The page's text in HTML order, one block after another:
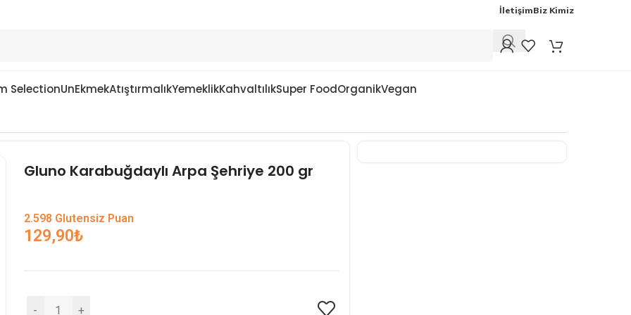
İletişimBiz Kimiz
SelectionUnEkmekAtıştırmalıkYemeklikKahvaltılıkSuper FoodOrganikVegan
Gluno Karabuğdaylı Arpa Şehriye 200 gr
2.598 Glutensiz Puan
129,90₺
- +